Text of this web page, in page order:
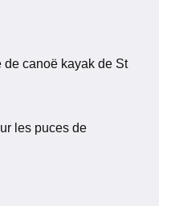
de canoë kayak de St
les puces de